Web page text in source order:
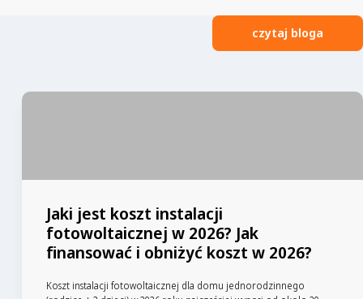
czytaj bloga
Jaki jest koszt instalacji
fotowoltaicznej w 2026? Jak
finansować i obniżyć koszt w 2026?
Koszt instalacji fotowoltaicznej dla domu jednorodzinnego